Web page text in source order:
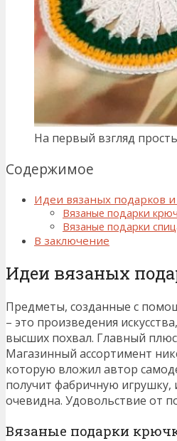
На первый взгляд
Содержимое
Идеи вязаных подарков
Вязаные подарки
Вязаные подарки
В заключение
Идеи вязаных
Предметы, созданные с
– это произведения
высших похвал. Главный
Магазинный ассортимент
которую вложил автор
получит фабричную
очевидна. Удовольствие от
Вязаные подарки